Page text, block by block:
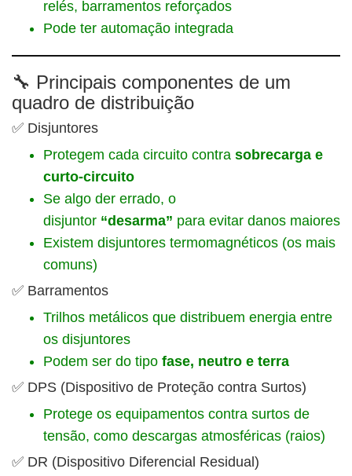
relés, barramentos reforçados
Pode ter automação integrada
🔧 Principais componentes de um
quadro de distribuição
✅ Disjuntores
Protegem cada circuito contra sobrecarga e
curto-circuito
Se algo der errado, o
disjuntor “desarma” para evitar danos maiores
Existem disjuntores termomagnéticos (os mais
comuns)
✅ Barramentos
Trilhos metálicos que distribuem energia entre
os disjuntores
Podem ser do tipo fase, neutro e terra
✅ DPS (Dispositivo de Proteção contra Surtos)
Protege os equipamentos contra surtos de
tensão, como descargas atmosféricas (raios)
✅ DR (Dispositivo Diferencial Residual)